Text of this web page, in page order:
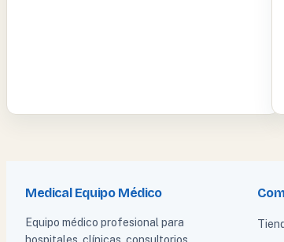
Medical Equipo Médico
Equipo médico profesional para